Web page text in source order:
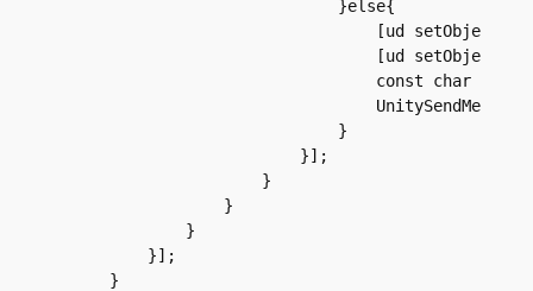
                              }else{
[ud
[ud
const char *c =
                              }
                          }];
                      }
                  }
              }
          }];
      }